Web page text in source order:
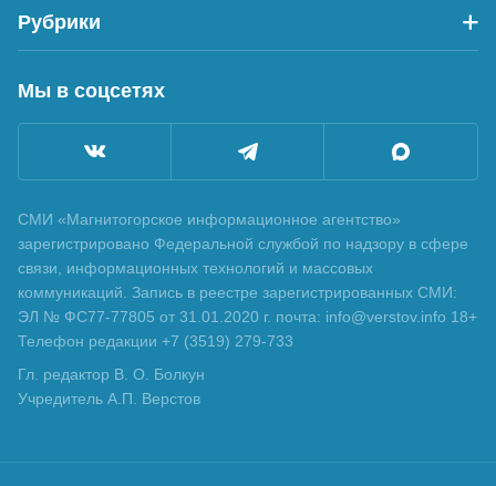
Рубрики
Мы в соцсетях
СМИ «Магнитогорское информационное агентство»
зарегистрировано Федеральной службой по надзору в сфере
связи, информационных технологий и массовых
коммуникаций. Запись в реестре зарегистрированных СМИ:
ЭЛ № ФС77-77805 от 31.01.2020 г. почта: info@verstov.info 18+
Телефон редакции +7 (3519) 279-733
Гл. редактор В. О. Болкун
Учредитель А.П. Верстов